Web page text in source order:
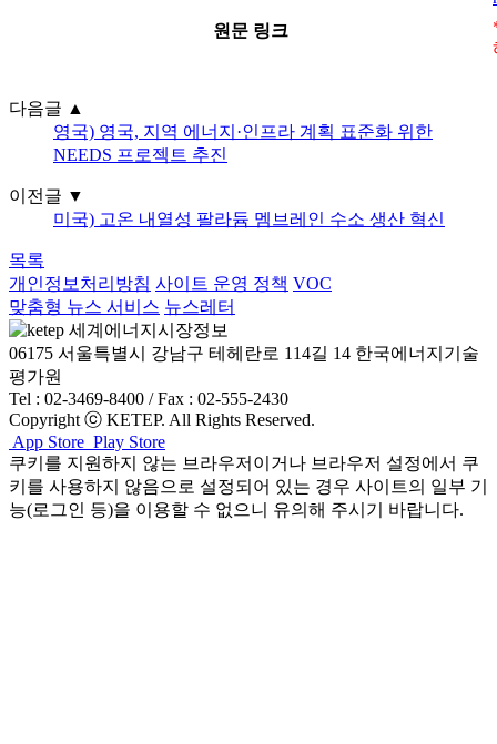
원문 링크
다음글 ▲
영국) 영국, 지역 에너지·인프라 계획 표준화 위한
NEEDS 프로젝트 추진
이전글 ▼
미국) 고온 내열성 팔라듐 멤브레인 수소 생산 혁신
목록
개인정보처리방침 사이트 운영 정책 VOC
맞춤형 뉴스 서비스 뉴스레터
06175 서울특별시 강남구 테헤란로 114길 14 한국에너지기술
평가원
Tel : 02-3469-8400 / Fax : 02-555-2430
Copyright ⓒ KETEP. All Rights Reserved.
App Store Play Store
쿠키를 지원하지 않는 브라우저이거나 브라우저 설정에서 쿠
키를 사용하지 않음으로 설정되어 있는 경우 사이트의 일부 기
능(로그인 등)을 이용할 수 없으니 유의해 주시기 바랍니다.